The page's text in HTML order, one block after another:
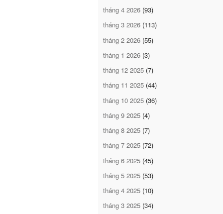
tháng 4 2026 (93)
tháng 3 2026 (113)
tháng 2 2026 (55)
tháng 1 2026 (3)
tháng 12 2025 (7)
tháng 11 2025 (44)
tháng 10 2025 (36)
tháng 9 2025 (4)
tháng 8 2025 (7)
tháng 7 2025 (72)
tháng 6 2025 (45)
tháng 5 2025 (53)
tháng 4 2025 (10)
tháng 3 2025 (34)